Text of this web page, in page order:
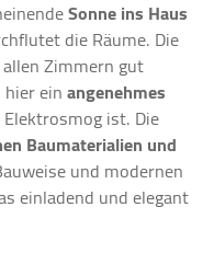
Sonne ins Haus
die Räume. Die
Zimmern gut
einangenehmes
ist. Die
Baumaterialien und
und modernen
einladend und elegant